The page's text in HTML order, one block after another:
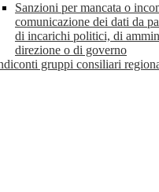
Sanzioni per mancata o
comunicazione dei dati da
di incarichi politici, di
direzione o di governo
gruppi consiliari